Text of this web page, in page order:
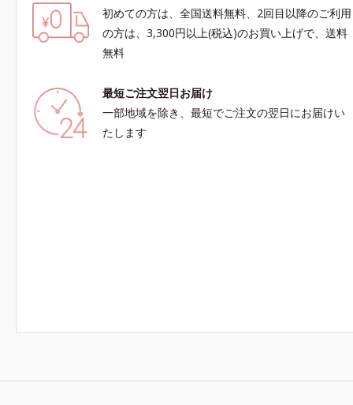
初めての方は、全国送料無料、2回目以降のご利用
の方は、3,300円以上(税込)のお買い上げで、送料
無料
最短ご注文翌日お届け
一部地域を除き、最短でご注文の翌日にお届けい
たします